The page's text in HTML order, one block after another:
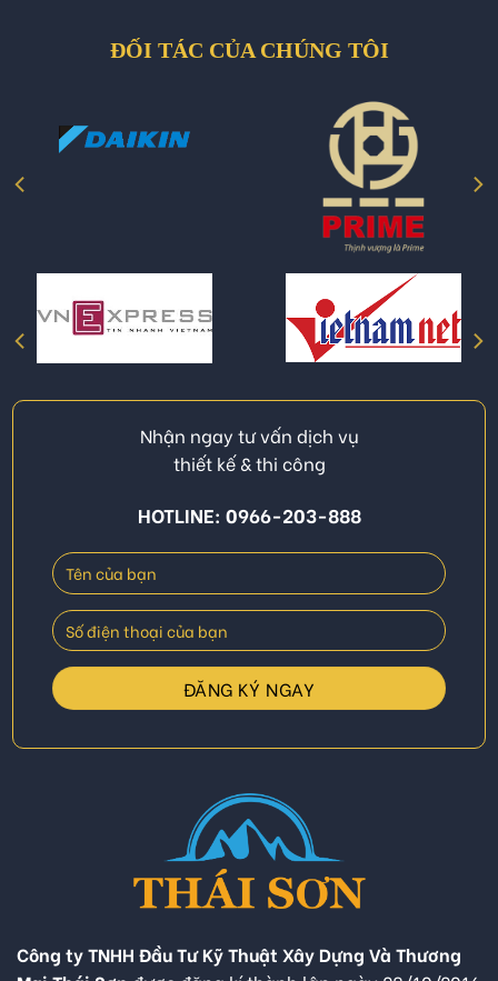
ĐỐI TÁC CỦA CHÚNG TÔI
Nhận ngay tư vấn dịch vụ
thiết kế & thi công
HOTLINE: 0966-203-888
Công ty TNHH Đầu Tư Kỹ Thuật Xây Dựng Và Thương